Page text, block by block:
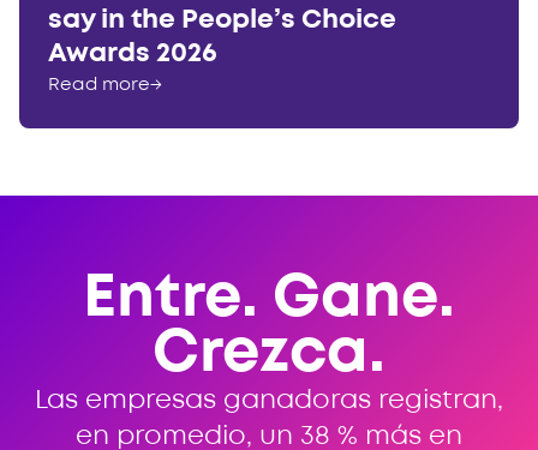
say in the People’s Choice
Awards 2026
Read more→
Entre. Gane.
Crezca.
Las empresas ganadoras registran,
en promedio, un 38 % más en